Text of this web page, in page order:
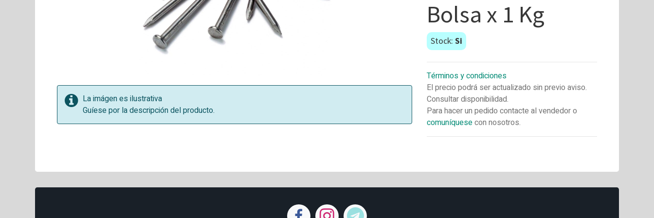
La imágen es ilustrativa
Guíese por la descripción del producto.
Bolsa x 1 Kg
Stock: Si
Términos y condiciones
El precio podrá ser actualizado sin previo aviso.
Consultar disponibilidad.
Para hacer un pedido contacte al vendedor o
comuníquesecon nosotros.